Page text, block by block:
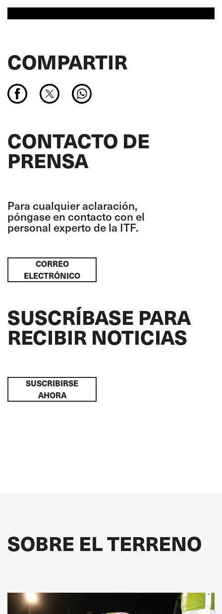
COMPARTIR
CONTACTO DE
PRENSA
Para cualquier aclaración,
póngase en contacto con el
personal experto de la ITF.
CORREO
ELECTRÓNICO
SUSCRÍBASE PARA
RECIBIR NOTICIAS
SUSCRIBIRSE
AHORA
SOBRE EL TERRENO